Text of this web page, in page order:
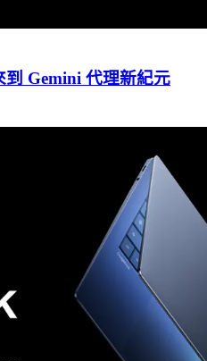
Gemini 代理新紀元